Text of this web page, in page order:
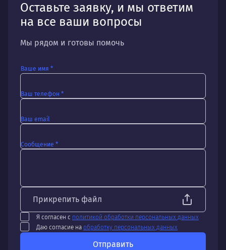
Оставьте заявку, и мы ответим
на все ваши вопросы
Мы рядом и готовы помочь
Ваше имя *
Ваш телефон *
Ваш email
Сообщение *
Прикрепить файл
Я согласен с политикой обработки персональных данных
Даю согласие на обработку персональных данных
Отправить